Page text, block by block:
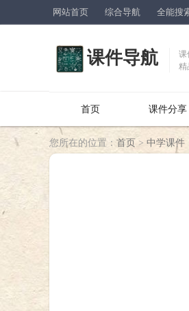
网站首页 综合导航 全能搜
课件导航
课
精
首页 课件分享
您所在的位置： 首页 > 中学课件